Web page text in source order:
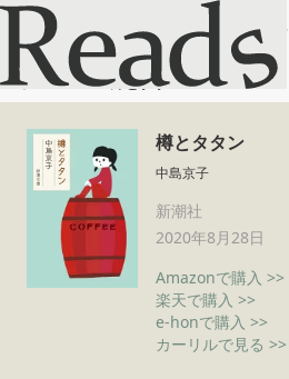
樽とタタン
ホーム 樽とタタン
樽とタタン
中島京子
新潮社
2020年8月28日
Amazonで購入 >>
楽天で購入 >>
e-honで購入 >>
カーリルで見る >>